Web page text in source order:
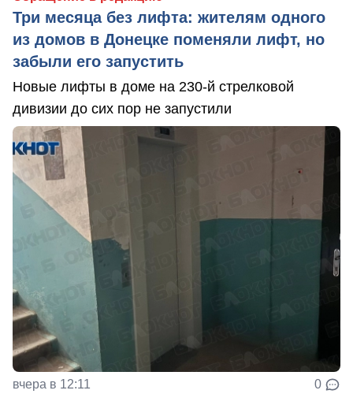
Три месяца без лифта: жителям одного
из домов в Донецке поменяли лифт, но
забыли его запустить
Новые лифты в доме на 230-й стрелковой
дивизии до сих пор не запустили
вчера в 12:11 0